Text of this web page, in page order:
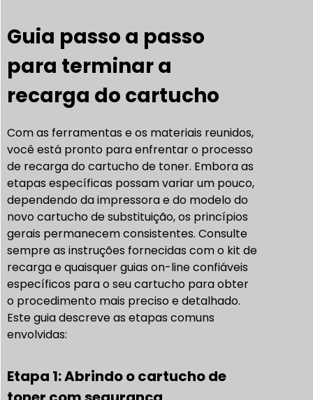
Guia passo a passo
para terminar a
recarga do cartucho
Com as ferramentas e os materiais reunidos,
você está pronto para enfrentar o processo
de recarga do cartucho de toner. Embora as
etapas específicas possam variar um pouco,
dependendo da impressora e do modelo do
novo cartucho de substituição, os princípios
gerais permanecem consistentes. Consulte
sempre as instruções fornecidas com o kit de
recarga e quaisquer guias on-line confiáveis
específicos para o seu cartucho para obter
o procedimento mais preciso e detalhado.
Este guia descreve as etapas comuns
envolvidas:
Etapa 1: Abrindo o cartucho de